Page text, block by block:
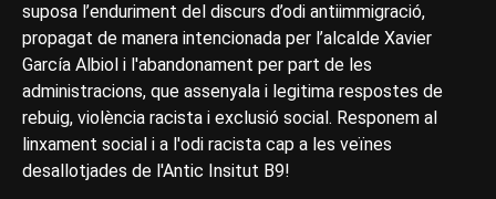
suposa l’enduriment del discurs d’odi antiimmigració,
propagat de manera intencionada per l’alcalde Xavier
García Albiol i l'abandonament per part de les
administracions, que assenyala i legitima respostes de
rebuig, violència racista i exclusió social. Responem al
linxament social i a l'odi racista cap a les veïnes
desallotjades de l'Antic Insitut B9!